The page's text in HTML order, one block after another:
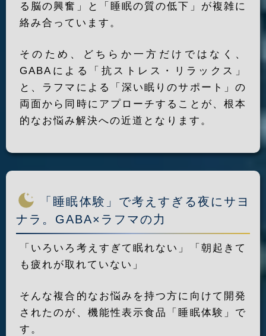
る脳の興奮」と「睡眠の質の低下」が複雑に
絡み合っています。
そのため、どちらか一方だけではなく、
GABAによる「抗ストレス・リラックス」
と、ラフマによる「深い眠りのサポート」の
両面から同時にアプローチすることが、根本
的なお悩み解決への近道となります。
「睡眠体験」で考えすぎる夜にサヨ
ナラ。GABA×ラフマの力
「いろいろ考えすぎて眠れない」「朝起きて
も疲れが取れていない」
そんな複合的なお悩みを持つ方に向けて開発
されたのが、機能性表示食品「睡眠体験」で
す。